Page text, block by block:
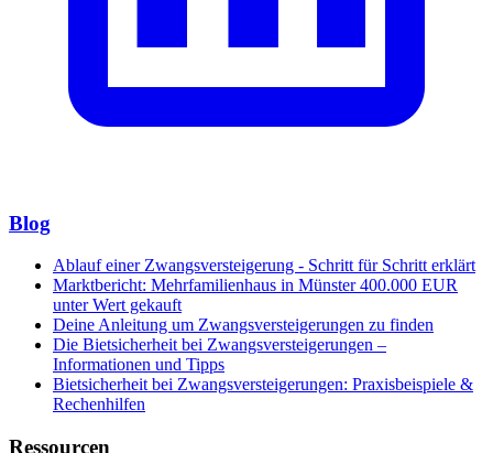
Blog
Ablauf einer Zwangsversteigerung - Schritt für Schritt erklärt
Marktbericht: Mehrfamilienhaus in Münster 400.000 EUR
unter Wert gekauft
Deine Anleitung um Zwangsversteigerungen zu finden
Die Bietsicherheit bei Zwangsversteigerungen –
Informationen und Tipps
Bietsicherheit bei Zwangsversteigerungen: Praxisbeispiele &
Rechenhilfen
Ressourcen